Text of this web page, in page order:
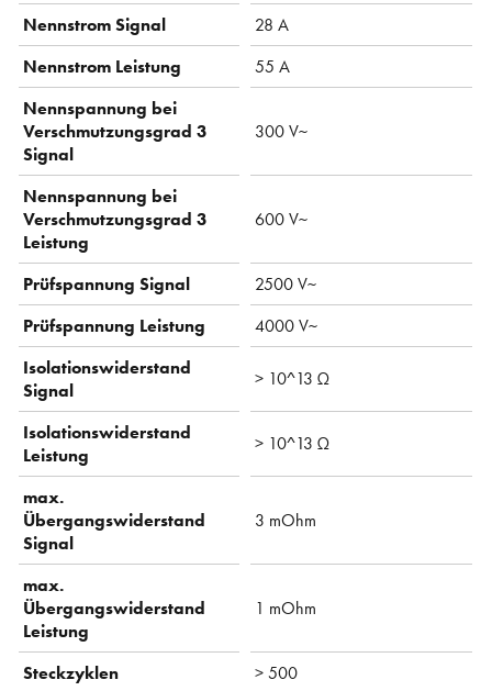
Nennstrom Signal
28 A
Nennstrom Leistung
55 A
Nennspannung bei
Verschmutzungsgrad 3
Signal
300 V~
Nennspannung bei
Verschmutzungsgrad 3
Leistung
600 V~
Prüfspannung Signal
2500 V~
Prüfspannung Leistung
4000 V~
Isolationswiderstand
Signal
> 10^13 Ω
Isolationswiderstand
Leistung
> 10^13 Ω
max.
Übergangswiderstand
Signal
3 mOhm
max.
Übergangswiderstand
Leistung
1 mOhm
Steckzyklen > 500